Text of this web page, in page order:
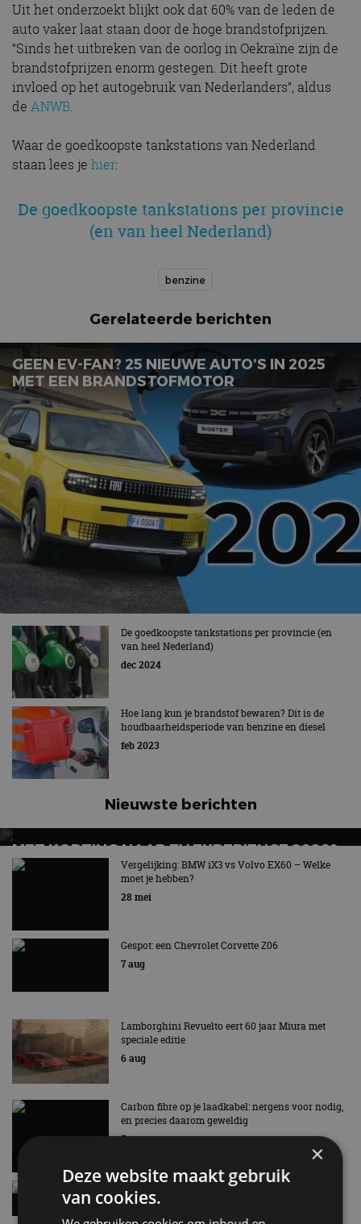
Uit het onderzoekt blijkt ook dat 60% van de leden de
auto vaker laat staan door de hoge brandstofprijzen.
“Sinds het uitbreken van de oorlog in Oekraïne zijn de
brandstofprijzen enorm gestegen. Dit heeft grote
invloed op het autogebruik van Nederlanders”, aldus
de ANWB.
Waar de goedkoopste tankstations van Nederland
staan lees je hier:
De goedkoopste tankstations per provincie
(en van heel Nederland)
benzine
Gerelateerde berichten
GEEN EV-FAN? 25 NIEUWE AUTO’S IN 2025
MET EEN BRANDSTOFMOTOR
De goedkoopste tankstations per provincie (en
van heel Nederland)
dec 2024
Hoe lang kun je brandstof bewaren? Dit is de
houdbaarheidsperiode van benzine en diesel
feb 2023
Nieuwste berichten
MET KORTING NAAR EV EXPERIENCE 2026?
AUTORAI REGELT HET!
EV Experience 2026 van 24 tot 26 september
Vergelijking: BMW iX3 vs Volvo EX60 – Welke
moet je hebben?
28 mei
Gespot: een Chevrolet Corvette Z06
7 aug
Lamborghini Revuelto eert 60 jaar Miura met
speciale editie
6 aug
Carbon fibre op je laadkabel: nergens voor nodig,
en precies daarom geweldig
5 aug
Hennessey Blackbird krijgt atmosferische V8 en
handbak: soms is eenvoud leuker
5 aug
×
Deze website maakt gebruik
van cookies.